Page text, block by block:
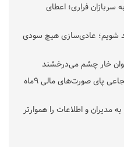
فراری؛ اعطای
شویم؛ عادی‌سازی هیچ سودی
خار چشم می‌درخشند
اتفاق عجیب در استقلال؛ امضای شجاعی پای صورت‌های مالی ٩ماه
مدیران و اطلاعات را هموارتر